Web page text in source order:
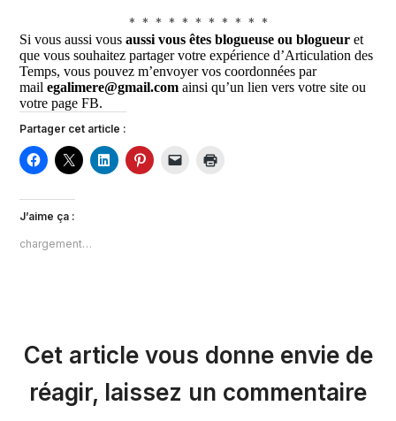
* * * * * * * * * * *
Si vous aussi vousaussi vous êtes blogueuse ou blogueur et
que vous souhaitez partager votre expérience d’Articulation des
Temps, vous pouvez m’envoyer vos coordonnées par
mailegalimere@gmail.comainsi qu’un lien vers votre site ou
votre page FB.
Partager cet article :
J’aime ça :
chargement…
Cet article vous donne envie de
réagir, laissez un commentaire